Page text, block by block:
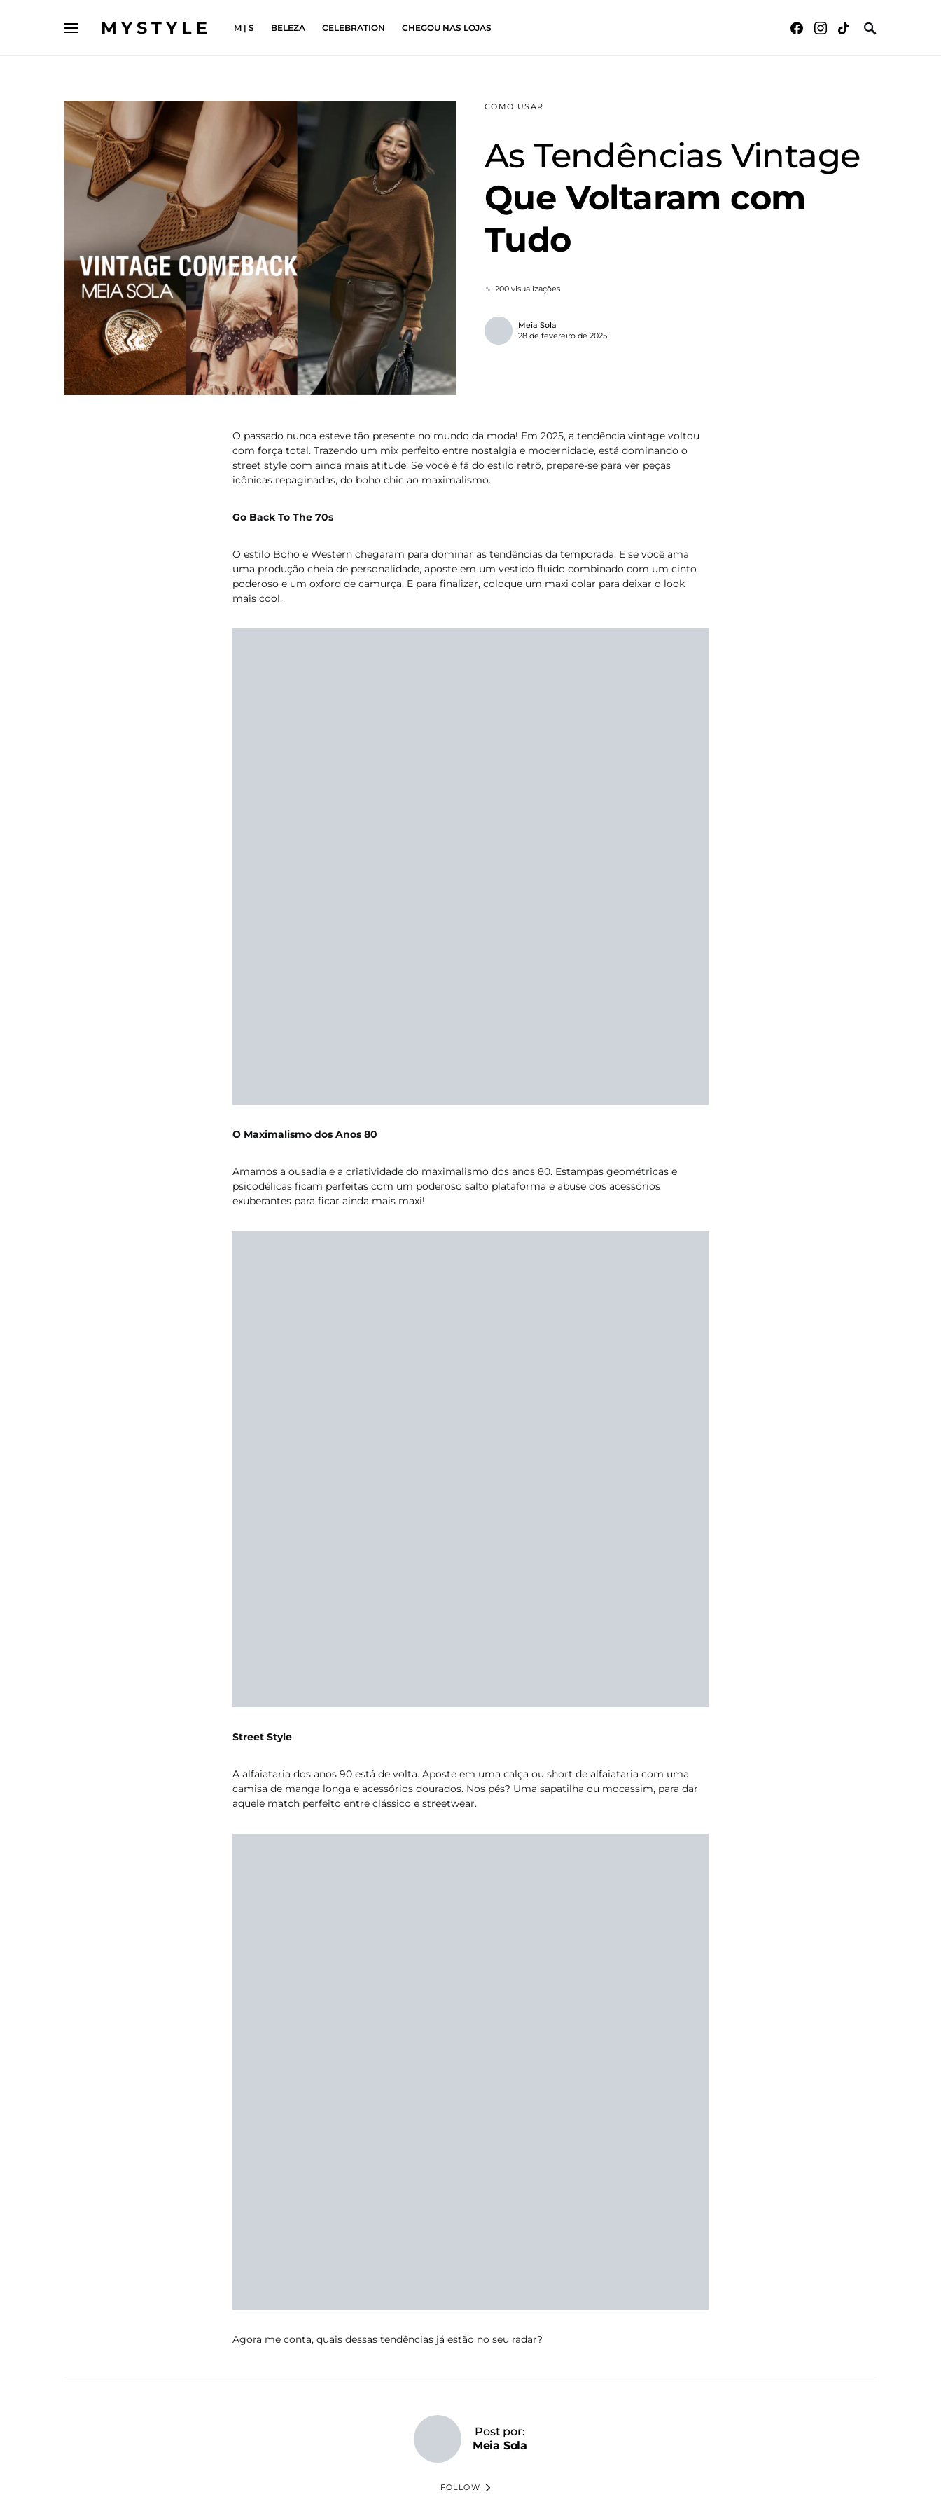
MYSTYLE M | S BELEZA CELEBRATION CHEGOU NAS LOJAS
COMO USAR
As Tendências Vintage
Que Voltaram com
Tudo
200 visualizações
Meia Sola
28 de fevereiro de 2025
O passado nunca esteve tão presente no mundo da moda! Em 2025, a tendência vintage voltou
com força total. Trazendo um mix perfeito entre nostalgia e modernidade, está dominando o
street style com ainda mais atitude. Se você é fã do estilo retrô, prepare-se para ver peças
icônicas repaginadas, do boho chic ao maximalismo.
Go Back To The 70s
O estilo Boho e Western chegaram para dominar as tendências da temporada. E se você ama
uma produção cheia de personalidade, aposte em um vestido fluido combinado com um cinto
poderoso e um oxford de camurça. E para finalizar, coloque um maxi colar para deixar o look
mais cool.
O Maximalismo dos Anos 80
Amamos a ousadia e a criatividade do maximalismo dos anos 80. Estampas geométricas e
psicodélicas ficam perfeitas com um poderoso salto plataforma e abuse dos acessórios
exuberantes para ficar ainda mais maxi!
Street Style
A alfaiataria dos anos 90 está de volta. Aposte em uma calça ou short de alfaiataria com uma
camisa de manga longa e acessórios dourados. Nos pés? Uma sapatilha ou mocassim, para dar
aquele match perfeito entre clássico e streetwear.
Agora me conta, quais dessas tendências já estão no seu radar?
Post por:
Meia Sola
FOLLOW